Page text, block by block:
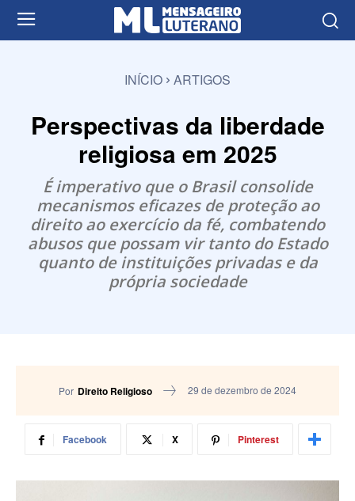
INÍCIO ARTIGOS
Perspectivas da liberdade
religiosa em 2025
É imperativo que o Brasil consolide
mecanismos eficazes de proteção ao
direito ao exercício da fé, combatendo
abusos que possam vir tanto do Estado
quanto de instituições privadas e da
própria sociedade
Por Direito Religioso 29 de dezembro de 2024
Facebook X Pinterest